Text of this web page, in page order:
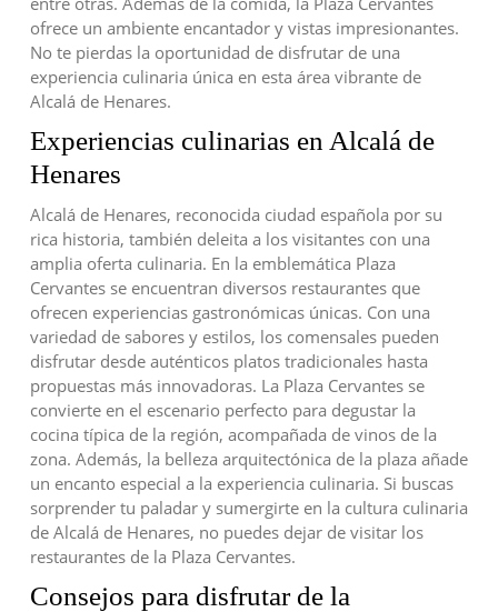
ofrece un ambiente encantador y vistas impresionantes.
No te pierdas la oportunidad de disfrutar de una
experiencia culinaria única en esta área vibrante de
Alcalá de Henares.
Experiencias culinarias en Alcalá de
Henares
Alcalá de Henares, reconocida ciudad española por su
rica historia, también deleita a los visitantes con una
amplia oferta culinaria. En la emblemática Plaza
Cervantes se encuentran diversos restaurantes que
ofrecen experiencias gastronómicas únicas. Con una
variedad de sabores y estilos, los comensales pueden
disfrutar desde auténticos platos tradicionales hasta
propuestas más innovadoras. La Plaza Cervantes se
convierte en el escenario perfecto para degustar la
cocina típica de la región, acompañada de vinos de la
zona. Además, la belleza arquitectónica de la plaza añade
un encanto especial a la experiencia culinaria. Si buscas
sorprender tu paladar y sumergirte en la cultura culinaria
de Alcalá de Henares, no puedes dejar de visitar los
restaurantes de la Plaza Cervantes.
Consejos para disfrutar de la